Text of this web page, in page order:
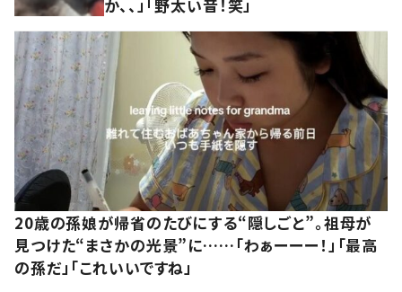
か、、」「野太い音！笑」
20歳の孫娘が帰省のたびにする“隠しごと”。祖母が
見つけた“まさかの光景”に……「わぁーーー！」「最高
の孫だ」「これいいですね」